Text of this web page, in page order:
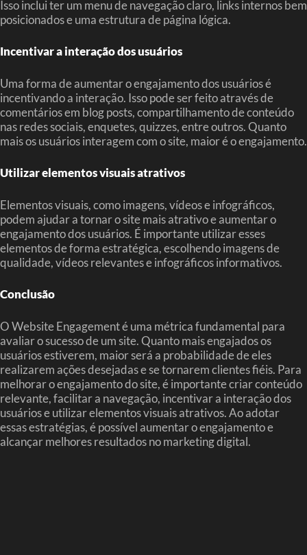
Isso inclui ter um menu de navegação claro, links internos bem
posicionados e uma estrutura de página lógica.
Incentivar a interação dos usuários
Uma forma de aumentar o engajamento dos usuários é
incentivando a interação. Isso pode ser feito através de
comentários em blog posts, compartilhamento de conteúdo
nas redes sociais, enquetes, quizzes, entre outros. Quanto
mais os usuários interagem com o site, maior é o engajamento.
Utilizar elementos visuais atrativos
Elementos visuais, como imagens, vídeos e infográficos,
podem ajudar a tornar o site mais atrativo e aumentar o
engajamento dos usuários. É importante utilizar esses
elementos de forma estratégica, escolhendo imagens de
qualidade, vídeos relevantes e infográficos informativos.
Conclusão
O Website Engagement é uma métrica fundamental para
avaliar o sucesso de um site. Quanto mais engajados os
usuários estiverem, maior será a probabilidade de eles
realizarem ações desejadas e se tornarem clientes fiéis. Para
melhorar o engajamento do site, é importante criar conteúdo
relevante, facilitar a navegação, incentivar a interação dos
usuários e utilizar elementos visuais atrativos. Ao adotar
essas estratégias, é possível aumentar o engajamento e
alcançar melhores resultados no marketing digital.